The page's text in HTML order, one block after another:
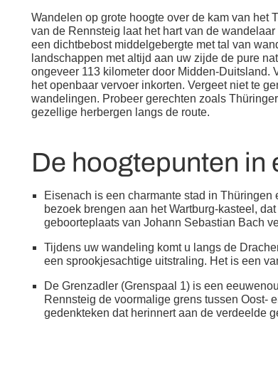
Wandelen op grote hoogte over de kam van het
van de Rennsteig laat het hart van de
een dichtbebost middelgebergte met tal van
landschappen met altijd aan uw zijde de pure
ongeveer 113 kilometer door Midden-Duitsland.
het openbaar vervoer inkorten. Vergeet niet te
wandelingen. Probeer gerechten zoals
gezellige herbergen langs de route.
De hoogtepunten in
Eisenach is een charmante stad in
bezoek brengen aan het Wartburg-kasteel,
geboorteplaats van Johann Sebastian Bach
Tijdens uw wandeling komt u langs de
een sprookjesachtige uitstraling. Het is een
De Grenzadler (Grenspaal 1) is een
Rennsteig de voormalige grens tussen Oost-
gedenkteken dat herinnert aan de verdeelde